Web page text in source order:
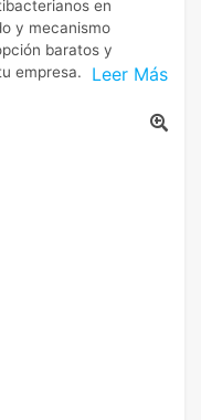
Leer Más
en
y mecanismo
baratos y
empresa.